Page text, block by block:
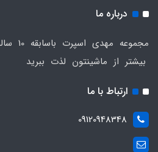
درباره ما
بیشتر از ماشینتون لذت ببرید
ارتباط با ما
09120948348